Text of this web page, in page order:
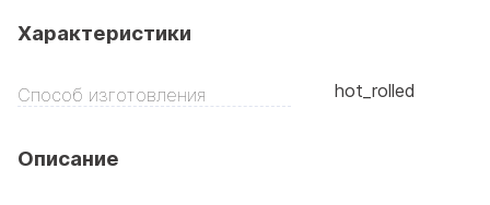
Характеристики
Способ изготовления hot_rolled
Описание